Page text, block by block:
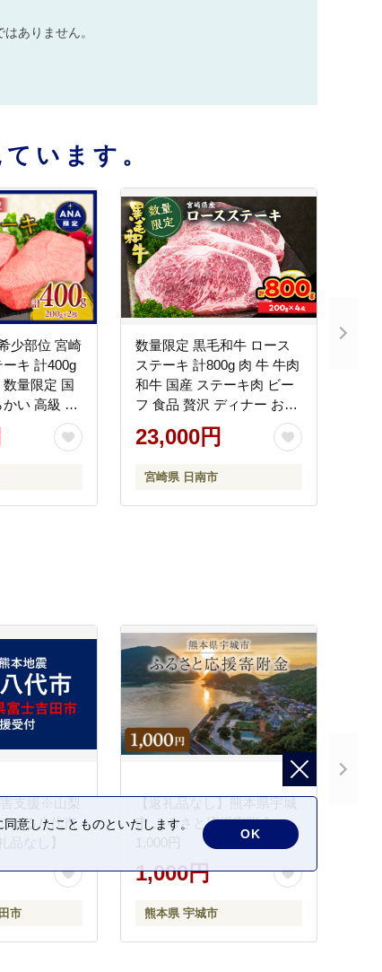
ありません。
います。
少部位 宮崎
キ 計400g
量限定 国
い 高級 上
おつまみ ご
日 ギフト
気 おすすめ
ド牛 冷凍
数量限定 黒毛和牛 ロース
ステーキ 計800g 肉 牛 牛肉
和牛 国産 ステーキ肉 ビー
フ 食品 贅沢 ディナー おか
ず 晩ご飯 食べ応え 赤身 焼
肉 鉄板焼き BBQ バーベキ
ト 贈り物 贈答 ご褒美 ミヤ
チク 冷凍 宮崎県 日南市 送
23,000円
宮崎県 日南市
支援※山梨
よる八代市
品なし】
市
【返礼品なし】熊本県宇城
市 ふるさと応援寄附金
1,000円
1,000円
熊本県 宇城市
意したことものといたします。
OK